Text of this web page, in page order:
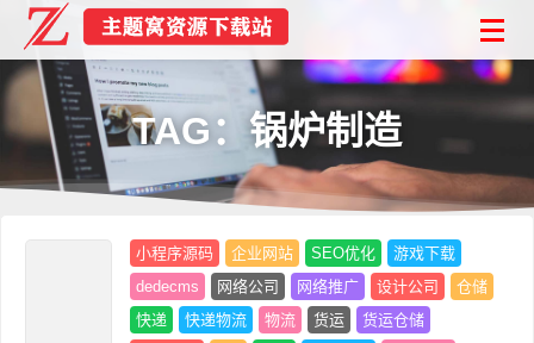
TAG：锅炉制造
小程序源码 企业网站 SEO优化
游戏下载
dedecms
网络公司 网络推广 设计公司
仓储
快递
快递物流 物流 货运
货运仓储